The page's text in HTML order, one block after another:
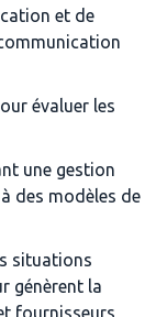
et de
évaluer les
une gestion
des modèles de
situations
génèrent la
fournisseurs